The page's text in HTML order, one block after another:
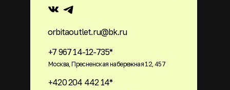
+7 967 14-12-735*
Москва, Пресненская набережная 12, 457
+420 204 442 14*
orbitaoutlet.ru@bk.ru